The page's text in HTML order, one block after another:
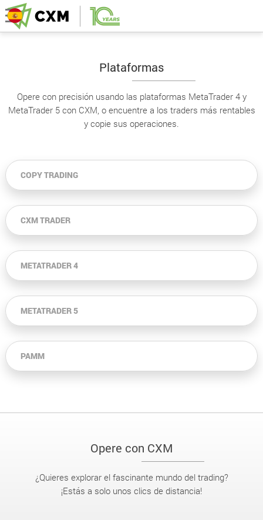
Plataformas
Opere con precisión usando las plataformas MetaTrader 4 y
MetaTrader 5 con CXM, o encuentre a los traders más rentables
y copie sus operaciones.
COPY TRADING
CXM TRADER
METATRADER 4
METATRADER 5
PAMM
Opere con CXM
¿Quieres explorar el fascinante mundo del trading?
¡Estás a solo unos clics de distancia!